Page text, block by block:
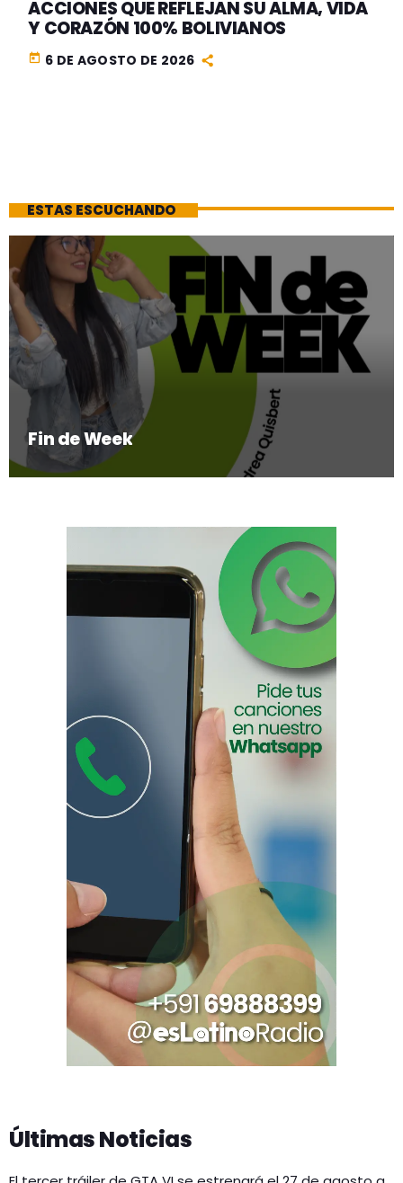
ACCIONES QUE REFLEJAN SU ALMA, VIDA
Y CORAZÓN 100% BOLIVIANOS
today 6 DE AGOSTO DE 2026
ESTAS ESCUCHANDO
Fin de Week
Últimas Noticias